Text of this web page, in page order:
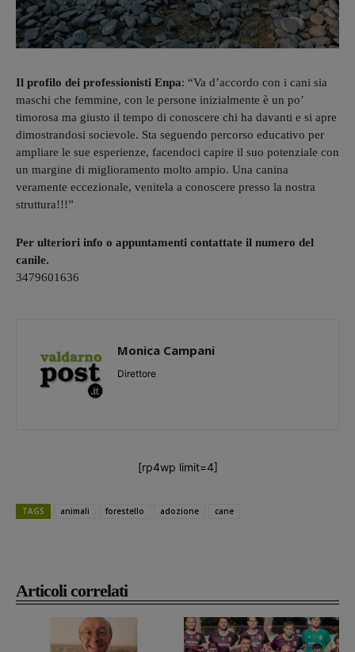
Articoli correlati
Il profilo dei professionisti Enpa: “Va d’accordo con i cani sia
maschi che femmine, con le persone inizialmente è un po’
timorosa ma giusto il tempo di conoscere chi ha davanti e si apre
dimostrandosi socievole. Sta seguendo percorso educativo per
ampliare le sue esperienze, facendoci capire il suo potenziale con
un margine di miglioramento molto ampio. Una canina
veramente eccezionale, venitela a conoscere presso la nostra
struttura!!!”
Per ulteriori info o appuntamenti contattate il numero del
canile.
3479601636
Monica Campani
Direttore
[rp4wp limit=4]
TAGS animali forestello adozione cane